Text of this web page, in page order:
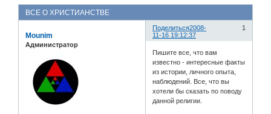
ВСЕ О ХРИСТИАНСТВЕ
Поделиться 1
2008-
11-16 19:12:37
Mounim
Администратор
Пишите все, что вам
известно - интересные факты
из истории, личного опыта,
наблюдений. Все, что вы
хотели бы сказать по поводу
данной религии.